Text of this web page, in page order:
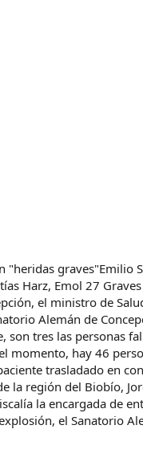
graves"Emilio
Harz, Emol 27
el ministro de
Alemán de
tres las personas
momento, hay 46
trasladado en
región del Biobío,
la encargada de
el Sanatorio